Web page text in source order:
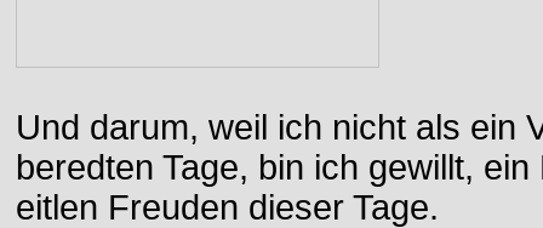
Und darum, weil ich nicht als ein
beredten Tage, bin ich gewillt,
eitlen Freuden dieser Tage.